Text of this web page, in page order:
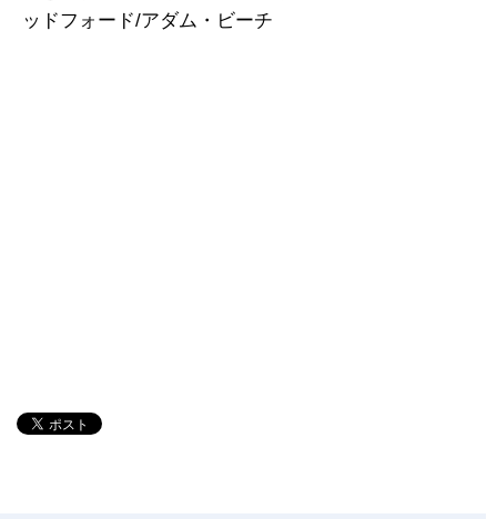
ッドフォード/アダム・ビーチ